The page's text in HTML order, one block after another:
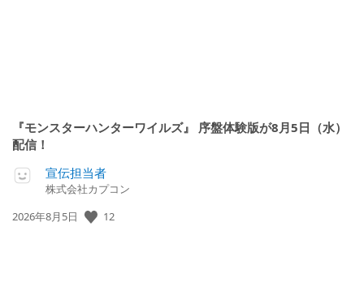
『モンスターハンターワイルズ』 序盤体験版が8月5日（水）
配信！
宣伝担当者
株式会社カプコン
公
2026年8月5日 12